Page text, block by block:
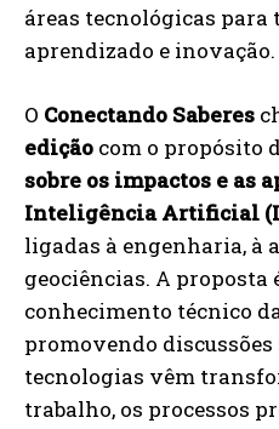
áreas tecnológicas para
aprendizado e inovação.
O Conectando Saberes
edição com o propósito
sobre os impactos e as
Inteligência Artificial
ligadas à engenharia, à
geociências. A proposta
conhecimento técnico
promovendo discussões
tecnologias vêm
trabalho, os processos